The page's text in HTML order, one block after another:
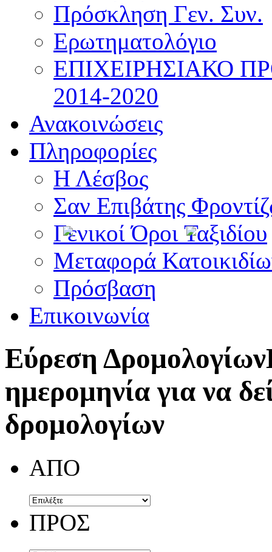
Πρόσκληση Γεν. Συν.
Ερωτηματολόγιο
ΕΠΙΧΕΙΡΗΣΙΑΚΟ
2014-2020
Ανακοινώσεις
Πληροφορίες
Η Λέσβος
Σαν Επιβάτης
Γενικοί Όροι Ταξιδίου
Μεταφορά
Πρόσβαση
Επικοινωνία
Εύρεση Δρομολογίων
ημερομηνία για να
δρομολογίων
ΑΠΟ
ΠΡΟΣ